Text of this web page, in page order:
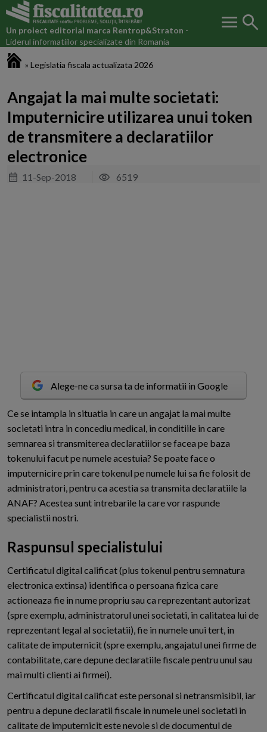
Un proiect editorial marca Rentrop&Straton -
Liderul informatiilor specializate din Romania
menu search
» Legislatia fiscala actualizata 2026
Angajat la mai multe societati:
Imputernicire utilizarea unui token
de transmitere a declaratiilor
electronice
11-Sep-2018 6519
Alege-ne ca sursa ta de informatii in Google
Ce se intampla in situatia in care un angajat la mai multe
societati intra in concediu medical, in conditiile in care
semnarea si transmiterea declaratiilor se facea pe baza
tokenului facut pe numele acestuia? Se poate face o
imputernicire prin care tokenul pe numele lui sa fie folosit de
administratori, pentru ca acestia sa transmita declaratiile la
ANAF? Acestea sunt intrebarile la care vor raspunde
specialistii nostri.
Raspunsul specialistului
Certificatul digital calificat (plus tokenul pentru semnatura
electronica extinsa) identifica o persoana fizica care
actioneaza fie in nume propriu sau ca reprezentant autorizat
(spre exemplu, administratorul unei societati, in calitatea lui de
reprezentant legal al societatii), fie in numele unui tert, in
calitate de imputernicit (spre exemplu, angajatul unei firme de
contabilitate, care depune declaratiile fiscale pentru unul sau
mai multi clienti ai firmei).
Certificatul digital calificat este personal si netransmisibil, iar
pentru a depune declaratii fiscale in numele unei societati in
calitate de imputernicit este nevoie si de documentul de